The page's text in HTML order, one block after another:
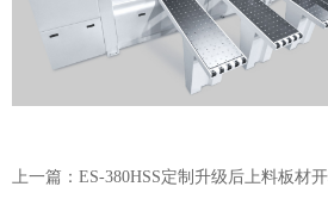
上一篇：ES-380HSS定制升级后上料板材